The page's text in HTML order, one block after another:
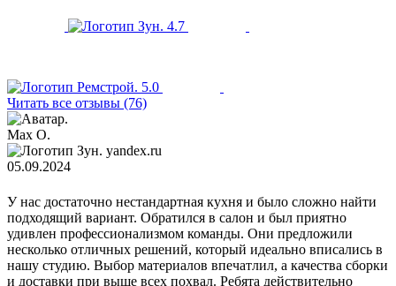
4.7
5.0
Читать все отзывы (76)
Max O.
yandex.ru
05.09.2024
У нас достаточно нестандартная кухня и было сложно найти
подходящий вариант. Обратился в салон и был приятно
удивлен профессионализмом команды. Они предложили
несколько отличных решений, который идеально вписались в
нашу студию. Выбор материалов впечатлил, а качества сборки
и доставки при выше всех похвал. Ребята действительно